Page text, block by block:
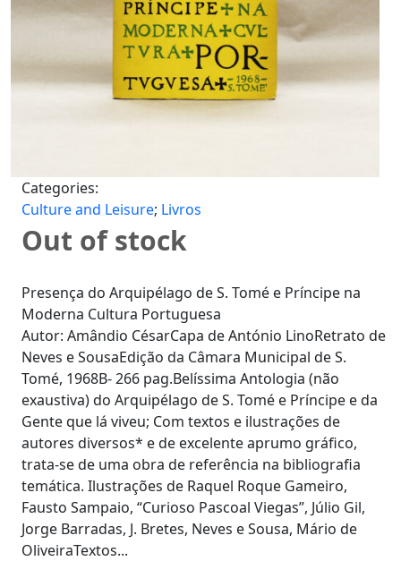
Categories:
Culture and Leisure; Livros
Out of stock
Presença do Arquipélago de S. Tomé e Príncipe na
Moderna Cultura Portuguesa
Autor: Amândio CésarCapa de António LinoRetrato de
Neves e SousaEdição da Câmara Municipal de S.
Tomé, 1968B- 266 pag.Belíssima Antologia (não
exaustiva) do Arquipélago de S. Tomé e Príncipe e da
Gente que lá viveu; Com textos e ilustrações de
autores diversos* e de excelente aprumo gráfico,
trata-se de uma obra de referência na bibliografia
temática. Ilustrações de Raquel Roque Gameiro,
Fausto Sampaio, “Curioso Pascoal Viegas”, Júlio Gil,
Jorge Barradas, J. Bretes, Neves e Sousa, Mário de
OliveiraTextos...